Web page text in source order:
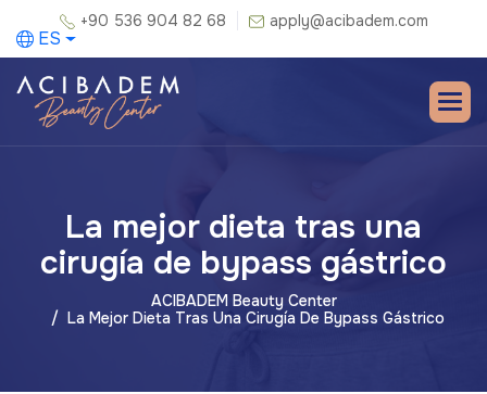
+90 536 904 82 68 apply@acibadem.com
ES
La mejor dieta tras una
cirugía de bypass gástrico
ACIBADEM Beauty Center
La Mejor Dieta Tras Una Cirugía De Bypass Gástrico